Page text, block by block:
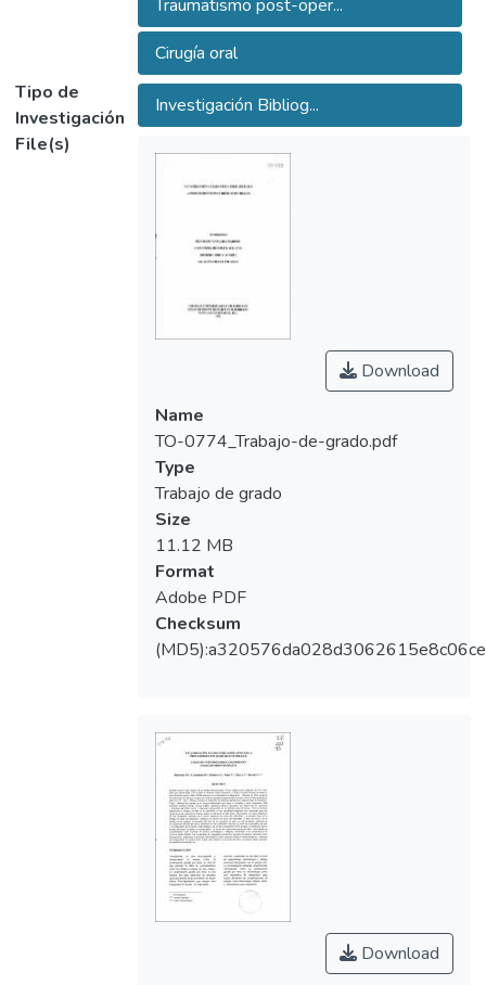
Traumatismo post-oper...
Cirugía oral
Tipo de
Investigación
Investigación Bibliog...
File(s)
Download
Name
TO-0774_Trabajo-de-grado.pdf
Type
Trabajo de grado
Size
11.12 MB
Format
Adobe PDF
Checksum
Download